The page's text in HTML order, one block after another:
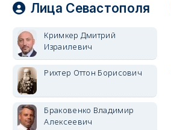
Лица Севастополя
Кримкер Дмитрий
Израилевич
Рихтер Оттон Борисович
Браковенко Владимир
Алексеевич